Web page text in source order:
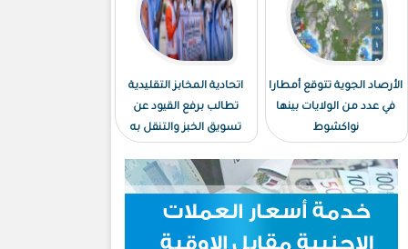
الأرصاد الجوية تتوقع أمطارا
في عدد من الولايات بينها
نواكشوط
اتحادية المخابز التقليدية
تطالب برفع القيود عن
تسويق الخبز والتنقل به